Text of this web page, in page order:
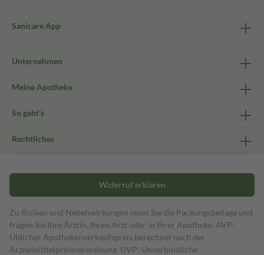
Sanicare App
Unternehmen
Meine Apotheke
So geht's
Rechtliches
Widerruf erklären
Zu Risiken und Nebenwirkungen lesen Sie die Packungsbeilage und
fragen Sie Ihre Ärztin, Ihren Arzt oder in Ihrer Apotheke. AVP:
Üblicher Apothekenverkaufspreis berechnet nach der
Arzneimittelpreisverordnung. UVP: Unverbindliche